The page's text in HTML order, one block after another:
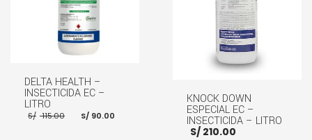
DELTA HEALTH –
INSECTICIDA EC –
LITRO
S/ 115.00 El
precio
S/ 90.00
KNOCK DOWN
ESPECIAL EC –
INSECTICIDA – LITRO
S/210.00